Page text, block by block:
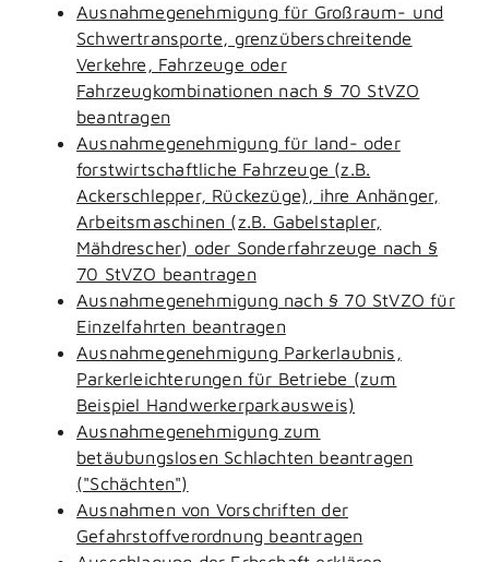
Ausnahmegenehmigung für Großraum- und
Schwertransporte, grenzüberschreitende
Verkehre, Fahrzeuge oder
Fahrzeugkombinationen nach § 70 StVZO
beantragen
Ausnahmegenehmigung für land- oder
forstwirtschaftliche Fahrzeuge (z.B.
Ackerschlepper, Rückezüge), ihre Anhänger,
Arbeitsmaschinen (z.B. Gabelstapler,
Mähdrescher) oder Sonderfahrzeuge nach §
70 StVZO beantragen
Ausnahmegenehmigung nach § 70 StVZO für
Einzelfahrten beantragen
Ausnahmegenehmigung Parkerlaubnis,
Parkerleichterungen für Betriebe (zum
Beispiel Handwerkerparkausweis)
Ausnahmegenehmigung zum
betäubungslosen Schlachten beantragen
("Schächten")
Ausnahmen von Vorschriften der
Gefahrstoffverordnung beantragen